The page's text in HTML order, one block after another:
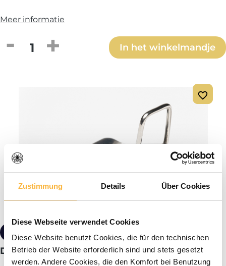
Zustimmung Details Über Cookies
Diese Webseite verwendet Cookies
Diese Website benutzt Cookies, die für den technischen
Betrieb der Website erforderlich sind und stets gesetzt
werden. Andere Cookies, die den Komfort bei Benutzung
Meer informatie
Producthoeveelheid: Voer deIn het winkelmandje
€ 1,90*
Doosslot klein